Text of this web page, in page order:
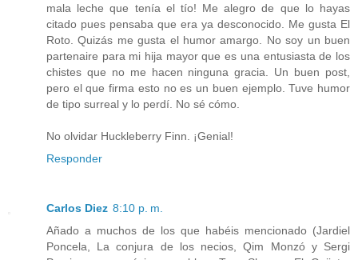
mala leche que tenía el tío! Me alegro de que lo hayas
citado pues pensaba que era ya desconocido. Me gusta El
Roto. Quizás me gusta el humor amargo. No soy un buen
partenaire para mi hija mayor que es una entusiasta de los
chistes que no me hacen ninguna gracia. Un buen post,
pero el que firma esto no es un buen ejemplo. Tuve humor
de tipo surreal y lo perdí. No sé cómo.
No olvidar Huckleberry Finn. ¡Genial!
Responder
Carlos Diez 8:10 p. m.
Añado a muchos de los que habéis mencionado (Jardiel
Poncela, La conjura de los necios, Qim Monzó y Sergi